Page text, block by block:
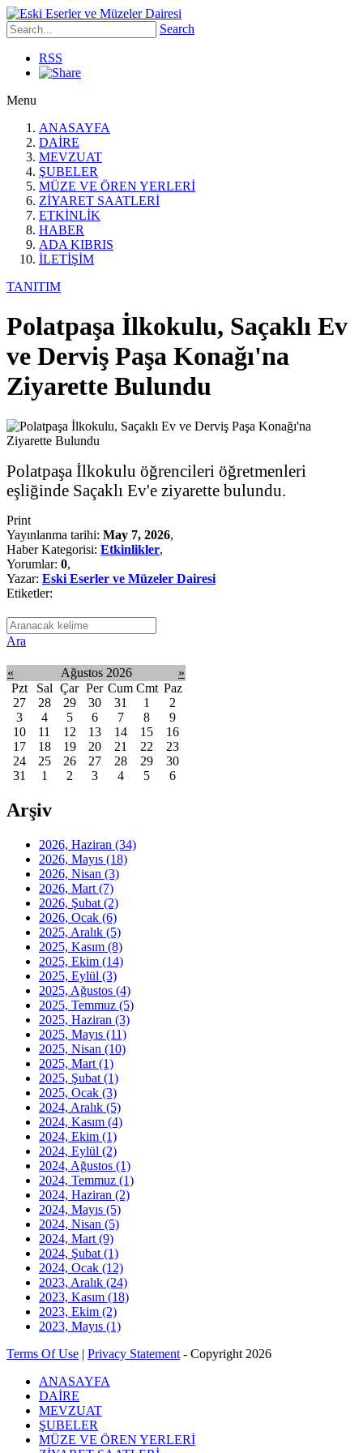
Search
RSS
Menu
ANASAYFA
DAİRE
MEVZUAT
ŞUBELER
MÜZE VE ÖREN YERLERİ
ZİYARET SAATLERİ
ETKİNLİK
HABER
ADA KIBRIS
İLETİŞİM
TANITIM
Polatpaşa İlkokulu, Saçaklı Ev
ve Derviş Paşa Konağı'na
Ziyarette Bulundu
Polatpaşa İlkokulu öğrencileri öğretmenleri
eşliğinde Saçaklı Ev'e ziyarette bulundu.
Print
Yayınlanma tarihi: May 7, 2026,
Haber Kategorisi: Etkinlikler,
Yorumlar: 0,
Yazar: Eski Eserler ve Müzeler Dairesi
Etiketler:
Ara
« Ağustos 2026
»
Pzt
Sal Çar Per Cum Cmt Paz
27
28 29 30 31 1
2
3
4 5 6 7 8
9
10
11 12 13 14 15
16
17
18 19 20 21 22
23
24
25 26 27 28 29
30
31
1 2 3 4 5 6
Arşiv
2026, Haziran (34)
2026, Mayıs (18)
2026, Nisan (3)
2026, Mart (7)
2026, Şubat (2)
2026, Ocak (6)
2025, Aralık (5)
2025, Kasım (8)
2025, Ekim (14)
2025, Eylül (3)
2025, Ağustos (4)
2025, Temmuz (5)
2025, Haziran (3)
2025, Mayıs (11)
2025, Nisan (10)
2025, Mart (1)
2025, Şubat (1)
2025, Ocak (3)
2024, Aralık (5)
2024, Kasım (4)
2024, Ekim (1)
2024, Eylül (2)
2024, Ağustos (1)
2024, Temmuz (1)
2024, Haziran (2)
2024, Mayıs (5)
2024, Nisan (5)
2024, Mart (9)
2024, Şubat (1)
2024, Ocak (12)
2023, Aralık (24)
2023, Kasım (18)
2023, Ekim (2)
2023, Mayıs (1)
Terms Of Use | Privacy Statement - Copyright 2026
ANASAYFA
DAİRE
MEVZUAT
ŞUBELER
MÜZE VE ÖREN YERLERİ